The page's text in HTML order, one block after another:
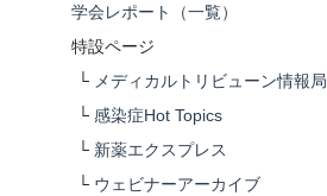
学会レポート（一覧）
特設ページ
└ メディカルトリビューン情報局
└ 感染症Hot Topics
└ 新薬エクスプレス
└ ウェビナーアーカイブ